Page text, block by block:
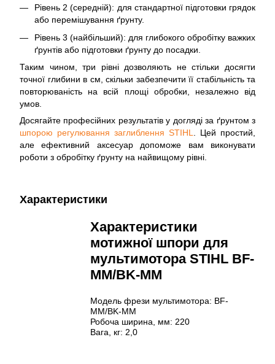
Рівень 2 (середній): для стандартної підготовки грядок
або перемішування ґрунту.
Рівень 3 (найбільший): для глибокого обробітку важких
ґрунтів або підготовки ґрунту до посадки.
Таким чином, три рівні дозволяють не стільки досягти
точної глибини в см, скільки забезпечити її стабільність та
повторюваність на всій площі обробки, незалежно від
умов.
Досягайте професійних результатів у догляді за ґрунтом з
шпорою регулювання заглиблення STIHL
. Цей простий,
але ефективний аксесуар допоможе вам виконувати
роботи з обробітку ґрунту на найвищому рівні.
Характеристики
Характеристики
мотижної шпори для
мультимотора STIHL BF-
MM/BK-MM
Модель фрези мультимотора: BF-
MM/BK-MM
Робоча ширина, мм: 220
Вага, кг: 2,0